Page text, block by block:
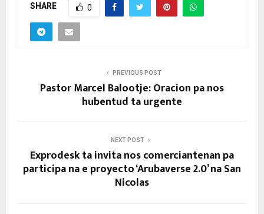
SHARE 0
PREVIOUS POST
Pastor Marcel Balootje: Oracion pa nos
hubentud ta urgente
NEXT POST
Exprodesk ta invita nos comerciantenan pa
participa na e proyecto ‘Arubaverse 2.0’ na San
Nicolas